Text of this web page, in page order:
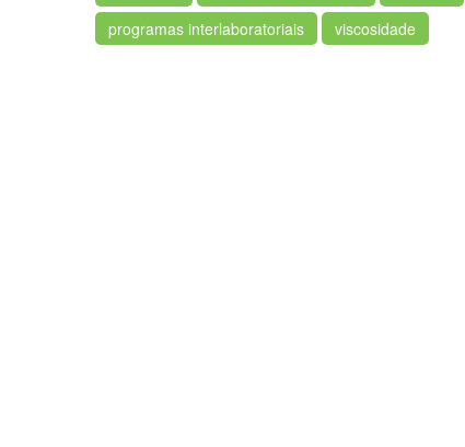
programas interlaboratoriais
viscosidade